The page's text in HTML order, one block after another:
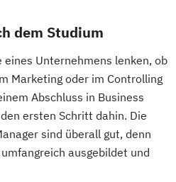
dem Studium
eines Unternehmens lenken, ob
Marketing oder im Controlling
Abschluss in Business
ersten Schritt dahin. Die
sind überall gut, denn
ausgebildet und